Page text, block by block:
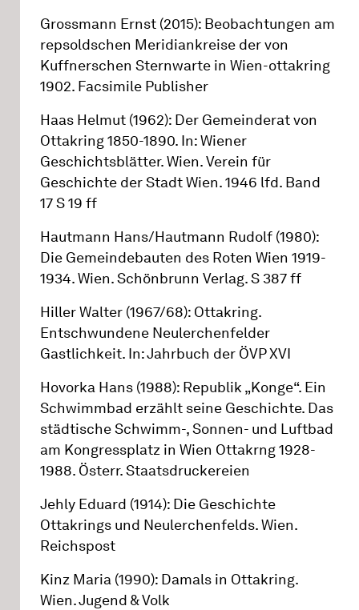
Grossmann Ernst (2015): Beobachtungen am
repsoldschen Meridiankreise der von
Kuffnerschen Sternwarte in Wien-ottakring
1902. Facsimile Publisher
Haas Helmut (1962): Der Gemeinderat von
Ottakring 1850-1890. In: Wiener
Geschichtsblätter. Wien. Verein für
Geschichte der Stadt Wien. 1946 lfd. Band
17 S 19 ff
Hautmann Hans/Hautmann Rudolf (1980):
Die Gemeindebauten des Roten Wien 1919-
1934. Wien. Schönbrunn Verlag. S 387 ff
Hiller Walter (1967/68): Ottakring.
Entschwundene Neulerchenfelder
Gastlichkeit. In: Jahrbuch der ÖVP XVI
Hovorka Hans (1988): Republik „Konge“. Ein
Schwimmbad erzählt seine Geschichte. Das
städtische Schwimm-, Sonnen- und Luftbad
am Kongressplatz in Wien Ottakrng 1928-
1988. Österr. Staatsdruckereien
Jehly Eduard (1914): Die Geschichte
Ottakrings und Neulerchenfelds. Wien.
Reichspost
Kinz Maria (1990): Damals in Ottakring.
Wien. Jugend & Volk